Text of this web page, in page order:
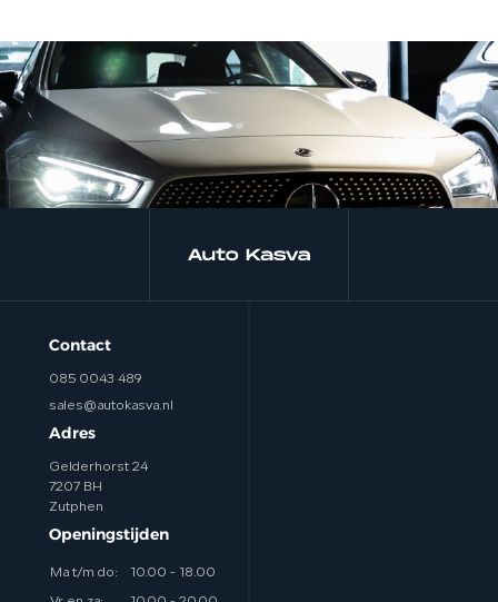
Contact
085 0043 489
sales@autokasva.nl
Adres
Gelderhorst 24
7207 BH
Zutphen
Openingstijden
Ma t/m do: 10.00 - 18.00